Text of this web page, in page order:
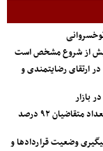
پیش از شروع مشخص است
ارتقای رضایتمندی و
ریزش کم‌ سابقه تقاضا برای خرید خودرو از ایران‌خودرو؛ تعداد متقاضیان ۹۲ درصد
وضعیت قراردادها و